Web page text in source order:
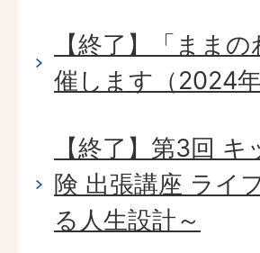
【終了】「まま
催します（2024
【終了】第3回
険 出張講座 ライ
る人生設計～